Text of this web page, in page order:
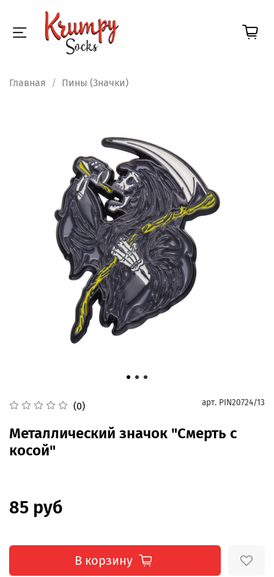
Главная Пины (Значки)
(0) арт. PIN20724/13
Металлический значок "Смерть с
косой"
85 руб
В корзину